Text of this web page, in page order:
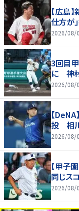
【広島
仕方が
2026/08/
3回目
に 神
2026/08/
【
投 相川
2026/08/
【甲子
同じス
2026/08/